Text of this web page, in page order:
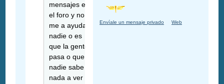
mensajes en
el foro y no
me a ayudado
nadie o es
que la gente
pasa o que
nadie sabe
nada a ver si
Envíale un mensaje privado Web